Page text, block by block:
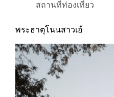
สถานที่ท่องเที่ยว
พระธาตุโนนสาวเอ้